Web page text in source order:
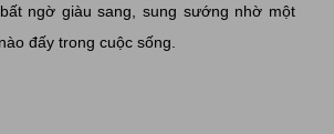
ngờ giàu sang, sung sướng nhờ một
đấy trong cuộc sống.